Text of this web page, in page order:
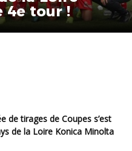
4e tour !
de la Loire Konica Minolta